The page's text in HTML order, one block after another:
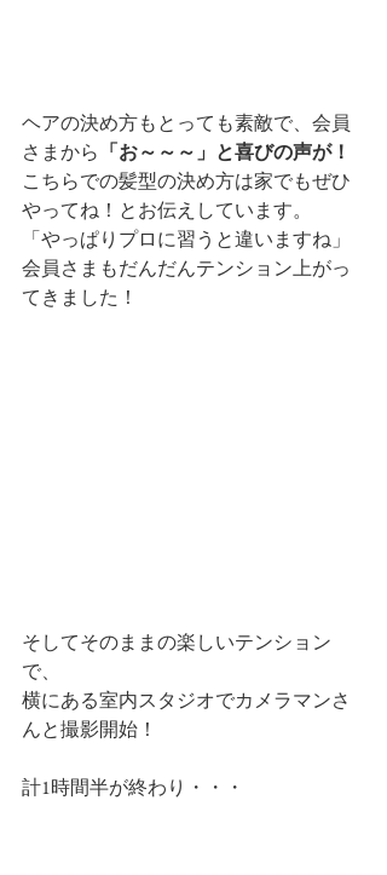
ヘアの決め方もとっても素敵で、会員
さまから 「お～～～」と喜びの声が！
こちらでの髪型の決め方は家でもぜひ
やってね！とお伝えしています。
「やっぱりプロに習うと違いますね」
会員さまもだんだんテンション上がっ
てきました！
そしてそのままの楽しいテンション
で、
横にある室内スタジオでカメラマンさ
んと撮影開始！
計1時間半が終わり・・・